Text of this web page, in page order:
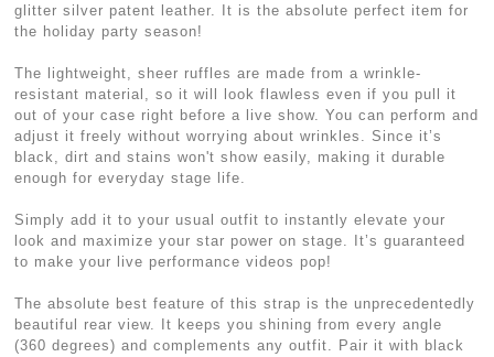
glitter silver patent leather. It is the absolute perfect item for
the holiday party season!
The lightweight, sheer ruffles are made from a wrinkle-
resistant material, so it will look flawless even if you pull it
out of your case right before a live show. You can perform and
adjust it freely without worrying about wrinkles. Since it’s
black, dirt and stains won't show easily, making it durable
enough for everyday stage life.
Simply add it to your usual outfit to instantly elevate your
look and maximize your star power on stage. It’s guaranteed
to make your live performance videos pop!
The absolute best feature of this strap is the unprecedentedly
beautiful rear view. It keeps you shining from every angle
(360 degrees) and complements any outfit. Pair it with black